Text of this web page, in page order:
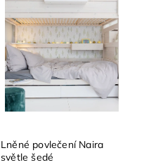
Lněné povlečení Naira
světle šedé